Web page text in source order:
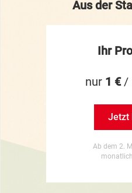
Aus der
Ihr
nur 1 €/
Jetzt
Ab dem 2.